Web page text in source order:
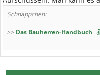
Schnäppchen:
>> Das Bauherren-Handbuch